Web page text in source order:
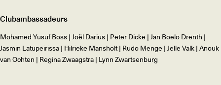
Clubambassadeurs
Mohamed Yusuf Boss | Joël Darius | Peter Dicke | Jan Boelo Drenth |
Jasmin Latupeirissa | Hilrieke Mansholt | Rudo Menge | Jelle Valk | Anouk
van Ochten | Regina Zwaagstra | Lynn Zwartsenburg